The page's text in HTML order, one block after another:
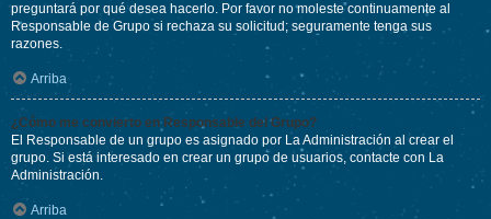
preguntará por qué desea hacerlo. Por favor no moleste continuamente al
Responsable de Grupo si rechaza su solicitud; seguramente tenga sus
razones.
Arriba
¿Cómo me convierto en Responsable del Grupo?
El Responsable de un grupo es asignado por La Administración al crear el
grupo. Si está interesado en crear un grupo de usuarios, contacte con La
Administración.
Arriba